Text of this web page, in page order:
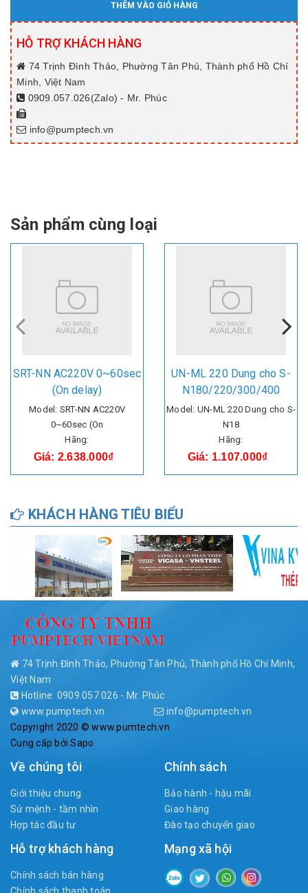
THÊM VÀO GIỎ HÀNG
HỖ TRỢ KHÁCH HÀNG
74 Trịnh Đình Thảo, Phường Tân Phú, Thành phố Hồ Chí
Minh, Việt Nam
0909.057.026(Zalo) - Mr. Phúc
info@pumptech.vn
Sản phẩm cùng loại
SRT-NN AC220V 0~60sec
(On delay)
Model: SRT-NN AC220V
0~60sec (On
Hãng:
Giá: 2.638.000₫
UN-ML 220 Dung cho S-
N180/220/300/400
Model: UN-ML 220 Dung cho S-
N18
Hãng:
Giá: 1.107.000₫
KHÁCH HÀNG TIÊU BIỂU
74 Trịnh Đình Thảo, Phường Tân Phú, Thành phố Hồ Chí Minh,
Việt Nam
Hotline: 0909.057.026 - Mr. Phúc
www.pumptech.vn
info@pumptech.vn
Copyright 2020 © www.pumtech.vn
Cung cấp bởiSapo
Về chúng tôi
Giới thiệu chung
Sứ mệnh - tầm nhìn
Hợp tác đầu tư
Chính sách
Bảo hành - hậu mãi
Giao hàng
Đào tạo chuyển giao
Hỗ trợ khách hàng
Chính sách bán hàng
Mạng xã hội